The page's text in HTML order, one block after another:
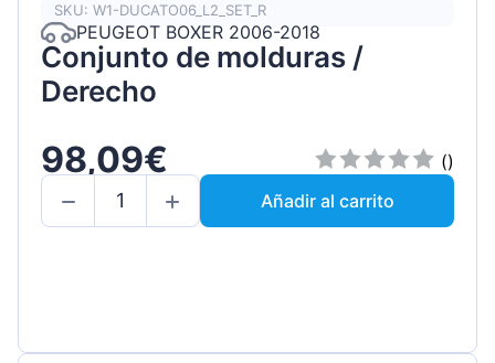
SKU: W1-DUCATO06_L2_SET_R
PEUGEOT BOXER 2006-2018
Conjunto de molduras /
Derecho
98,09€
()
Añadir al carrito